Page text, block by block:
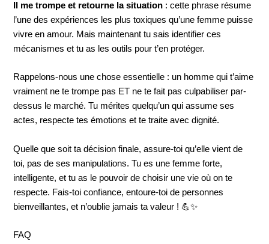
Il me trompe et retourne la situation : cette phrase résume
l’une des expériences les plus toxiques qu’une femme puisse
vivre en amour. Mais maintenant tu sais identifier ces
mécanismes et tu as les outils pour t’en protéger.
Rappelons-nous une chose essentielle : un homme qui t’aime
vraiment ne te trompe pas ET ne te fait pas culpabiliser par-
dessus le marché. Tu mérites quelqu’un qui assume ses
actes, respecte tes émotions et te traite avec dignité.
Quelle que soit ta décision finale, assure-toi qu’elle vient de
toi, pas de ses manipulations. Tu es une femme forte,
intelligente, et tu as le pouvoir de choisir une vie où on te
respecte. Fais-toi confiance, entoure-toi de personnes
bienveillantes, et n’oublie jamais ta valeur ! 💪✨
FAQ